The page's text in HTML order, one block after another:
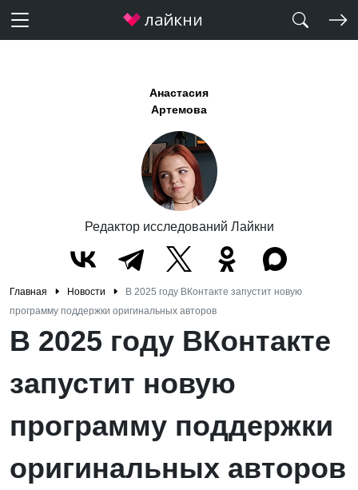
Анастасия
Артемова
Редактор исследований Лайкни
Главная Новости
В 2025 году ВКонтакте запустит новую
программу поддержки оригинальных авторов
В 2025 году ВКонтакте
запустит новую
программу поддержки
оригинальных авторов